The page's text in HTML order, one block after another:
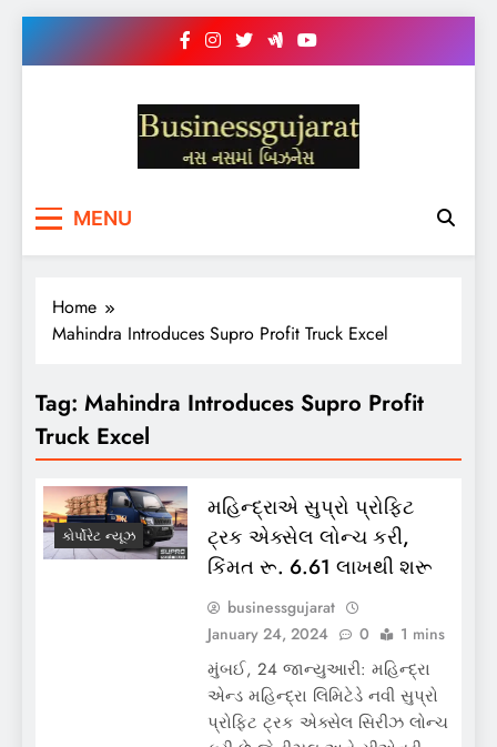
BUSINESS GUJARAT
MENU
Home
Mahindra Introduces Supro Profit Truck Excel
Tag: Mahindra Introduces Supro Profit
Truck Excel
કોર્પોરેટ ન્યૂઝ
મહિન્દ્રાએ સુપ્રો પ્રોફિટ
ટ્રક એક્સેલ લોન્ચ કરી,
કિંમત રૂ. 6.61 લાખથી શરૂ
businessgujarat
January 24, 2024
0 1 mins
મુંબઈ, 24 જાન્યુઆરી: મહિન્દ્રા
એન્ડ મહિન્દ્રા લિમિટેડે નવી સુપ્રો
પ્રોફિટ ટ્રક એક્સેલ સિરીઝ લોન્ચ